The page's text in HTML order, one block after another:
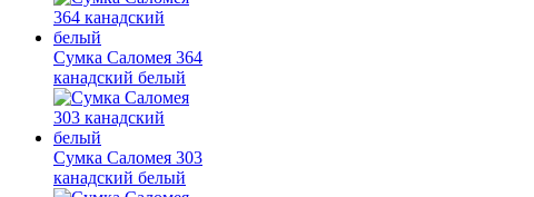
Сумка Саломея 364
канадский белый
Сумка Саломея 303
канадский белый